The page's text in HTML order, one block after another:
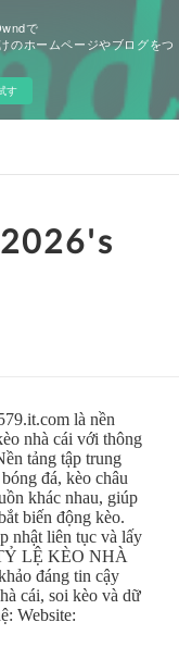
で
のホームページやブログをつ
す